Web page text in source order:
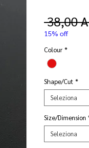
38,00
15% off
Colour *
Shape/Cut *
Seleziona
Size/Dimension
Seleziona